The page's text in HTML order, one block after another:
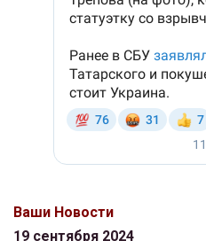
Ваши Новости
19 сентября 2024